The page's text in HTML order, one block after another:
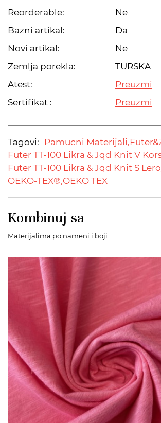
Reorderable:
Ne
Bazni artikal:
Da
Novi artikal:
Ne
Zemlja porekla:
TURSKA
Atest:
Preuzmi
Sertifikat :
Preuzmi
Tagovi: Pamucni Materijali,
Futer TT-100 Likra & Jqd Knit V
Futer TT-100 Likra & Jqd Knit S
OEKO-TEX®,OEKO TEX
Kombinuj sa
Materijalima po nameni i boji